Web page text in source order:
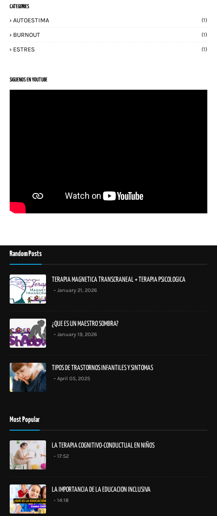
CATEGORIES
AUTOESTIMA (1)
BURNOUT (1)
ESTRES (1)
SIGUENOS EN YOUTUBE
Random Posts
TERAPIA MAGNETICA TRANSCRANEAL + TERAPIA PSICOLOGICA
January 21, 2026
¿QUE ES UN MAESTRO SOMBRA?
January 19, 2026
TIPOS DE TRASTORNOS INFANTILES Y SINTOMAS
April 05, 2025
Most Popular
LA TERAPIA COGNITIVO-CONDUCTUAL EN NIÑOS
17:52
LA IMPORTANCIA DE LA EDUCACION INCLUSIVA
14:18